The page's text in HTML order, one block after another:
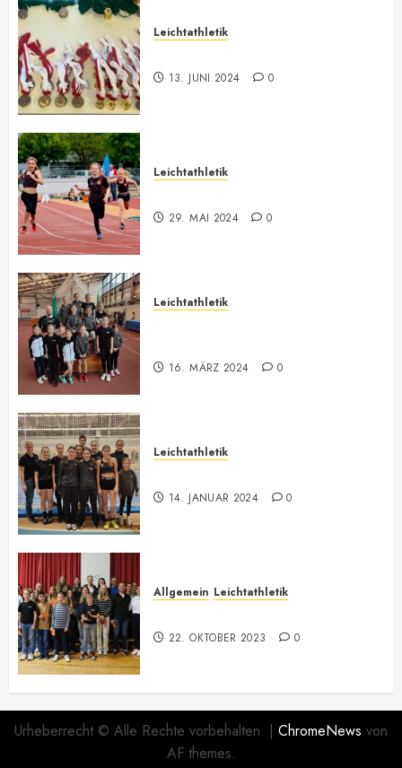
Leichtathletik
13. JUNI 2024 0
Leichtathletik
29. MAI 2024 0
Leichtathletik
16. MÄRZ 2024 0
Leichtathletik
14. JANUAR 2024 0
Allgemein Leichtathletik
22. OKTOBER 2023 0
Urheberrecht © Alle Rechte vorbehalten. | ChromeNews von
AF themes.